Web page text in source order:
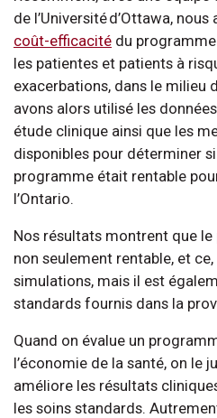
de l’Université d’Ottawa, nous
coût-efficacité du
les patientes et patients à
exacerbations, dans le milieu
avons alors utilisé les
étude clinique ainsi que les
disponibles pour déterminer
programme était rentable
l’Ontario.
Nos résultats montrent que
non seulement rentable, et ce,
simulations, mais il est
standards fournis dans la
Quand on évalue un
l’économie de la santé, on le
améliore les résultats
les soins standards.